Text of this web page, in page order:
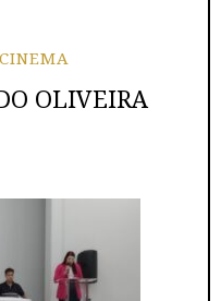
OLIVEIRA